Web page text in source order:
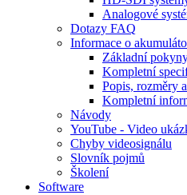
Analogové
Dotazy FAQ
Informace o
Základní
Kompletní
Popis, rozměry
Kompletní
Návody
YouTube - Video
Chyby videosignálu
Slovník pojmů
Školení
Software